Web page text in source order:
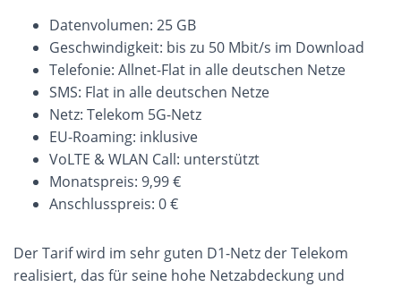
Datenvolumen: 25 GB
Geschwindigkeit: bis zu 50 Mbit/s im Download
Telefonie: Allnet-Flat in alle deutschen Netze
SMS: Flat in alle deutschen Netze
Netz: Telekom 5G-Netz
EU-Roaming: inklusive
VoLTE & WLAN Call: unterstützt
Monatspreis: 9,99 €
Anschlusspreis: 0 €
Der Tarif wird im sehr guten D1-Netz der Telekom
realisiert, das für seine hohe Netzabdeckung und